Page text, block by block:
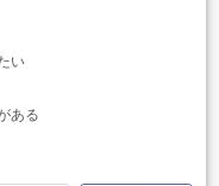
い
ある